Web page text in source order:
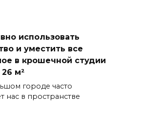
использовать
и уместить все
в крошечной студии
м²
городе часто
нас в пространстве